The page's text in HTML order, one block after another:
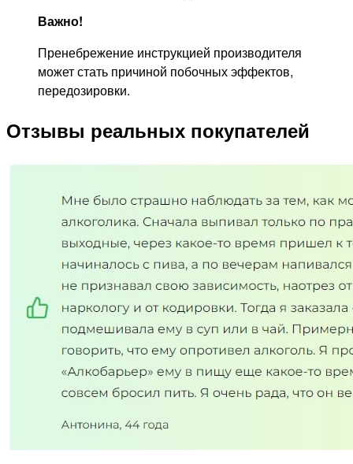
Важно!
Пренебрежение инструкцией производителя
может стать причиной побочных эффектов,
передозировки.
Отзывы реальных покупателей